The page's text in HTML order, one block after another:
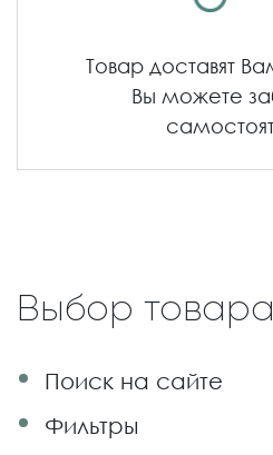
Товар доставят
Вы можете
Выбор товара
Поиск на сайте
Фильтры